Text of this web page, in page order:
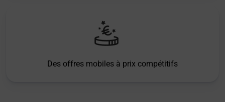
Des offres mobiles à prix compétitifs